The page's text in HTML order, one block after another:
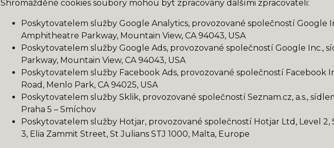
Shromážděné cookies soubory mohou být zpracovány dalšími zpracovateli:
Poskytovatelem služby Google Analytics, provozované společností Google
Amphitheatre Parkway, Mountain View, CA 94043, USA
Poskytovatelem služby Google Ads, provozované společností Google Inc.,
Parkway, Mountain View, CA 94043, USA
Poskytovatelem služby Facebook Ads, provozované společností Facebook
Road, Menlo Park, CA 94025, USA
Poskytovatelem služby Sklik, provozované společností Seznam.cz, a.s.,
Praha 5 – Smíchov
Poskytovatelem služby Hotjar, provozované společností Hotjar Ltd, Level 2,
3, Elia Zammit Street, St Julians STJ 1000, Malta, Europe